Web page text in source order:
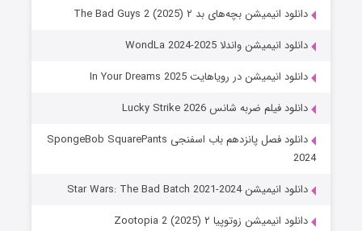
دانلود انیمیشن بچه‌های بد ۲ The Bad Guys 2 (2025)
دانلود انیمیشن واندلا WondLa 2024-2025
دانلود انیمیشن در رویاهایت In Your Dreams 2025
دانلود فیلم ضربه شانس Lucky Strike 2026
دانلود فصل پانزدهم باب اسفنجی SpongeBob SquarePants
2024
دانلود انیمیشن Star Wars: The Bad Batch 2021-2024
دانلود انیمیشن زوتوپیا ۲ Zootopia 2 (2025)